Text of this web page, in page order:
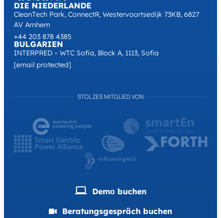
DIE NIEDERLANDE
CleanTech Park, ConnectR, Westervoortsedijk 73KB, 6827
AV Arnhem
+44 203 878 4385
BULGARIEN
INTERPRED – WTC Sofia, Block A, 1113, Sofia
[email protected]
STOLZES MITGLIED VON
Demо buchen
Beratungsgespräch buchen